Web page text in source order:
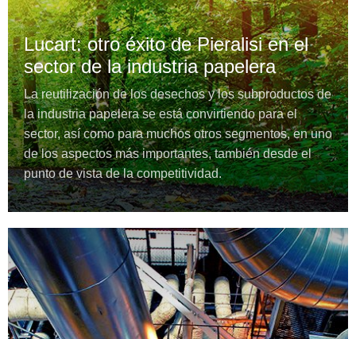
Lucart: otro éxito de Pieralisi en el
sector de la industria papelera
La reutilización de los desechos y los subproductos de
la industria papelera se está convirtiendo para el
sector, así como para muchos otros segmentos, en uno
de los aspectos más importantes, también desde el
punto de vista de la competitividad.